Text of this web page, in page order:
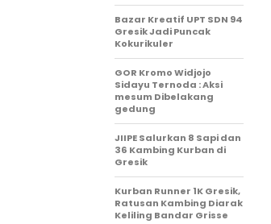
Bazar Kreatif UPT SDN 94
Gresik Jadi Puncak
Kokurikuler
GOR Kromo Widjojo
Sidayu Ternoda : Aksi
mesum Dibelakang
gedung
JIIPE Salurkan 8 Sapi dan
36 Kambing Kurban di
Gresik
Kurban Runner 1K Gresik,
Ratusan Kambing Diarak
Keliling Bandar Grisse